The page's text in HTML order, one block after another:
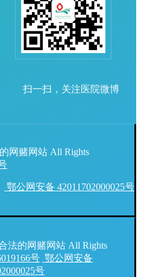
扫一扫，关注医院微博
网赌网站 All Rights
鄂公网安备 42011702000025号
法的网赌网站 All Rights
号 鄂公网安备
号